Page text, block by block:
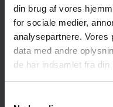
din brug af vores
for sociale medier,
analysepartnere. Vores
data med andre
de har indsamlet fra